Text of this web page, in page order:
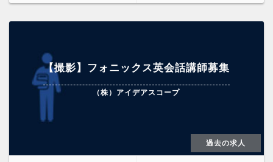
【撮影】フォニックス英会話講師募集
（株）アイデアスコープ
過去の求人